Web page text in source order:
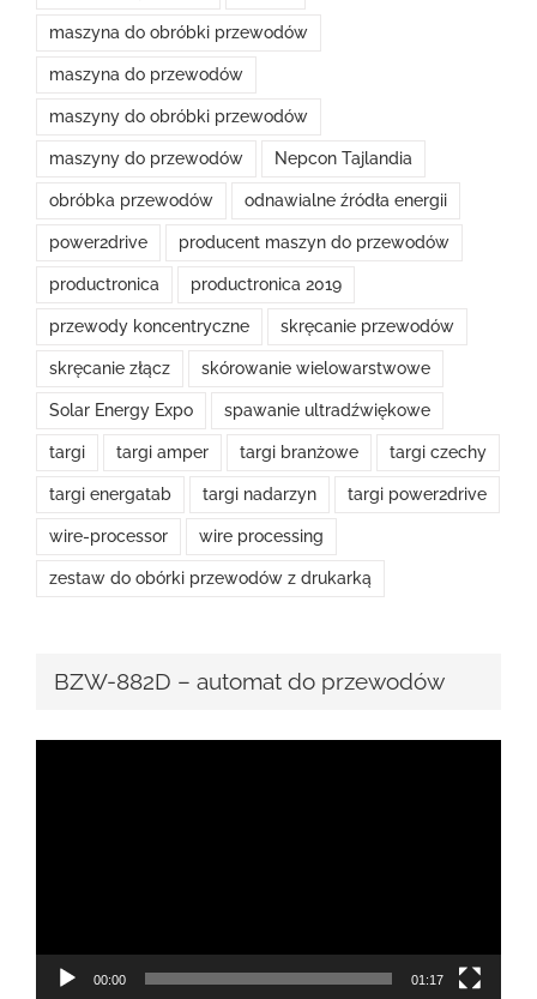
maszyna do obróbki przewodów
maszyna do przewodów
maszyny do obróbki przewodów
maszyny do przewodów Nepcon Tajlandia
obróbka przewodów odnawialne źródła energii
power2drive producent maszyn do przewodów
productronica productronica 2019
przewody koncentryczne skręcanie przewodów
skręcanie złącz skórowanie wielowarstwowe
Solar Energy Expo spawanie ultradźwiękowe
targi targi amper targi branżowe targi czechy
targi energatab targi nadarzyn targi power2drive
wire-processor wire processing
zestaw do obórki przewodów z drukarką
BZW-882D – automat do przewodów
00:00 01:17